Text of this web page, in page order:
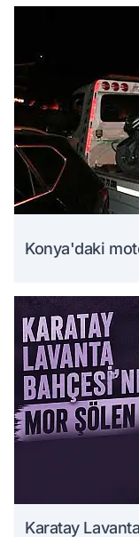
Konya'daki
Karatay